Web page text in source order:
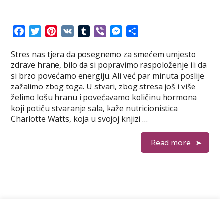
c
e
b
o
o
k
T
i
t
t
e
r
n
t
e
r
e
s
m
b
l
r
b
e
r
M
s
s
e
n
g
e
a
r
e
Stres nas tjera da posegnemo za smećem umjesto
zdrave hrane, bilo da si popravimo raspoloženje ili da
si brzo povećamo energiju. Ali već par minuta poslije
zažalimo zbog toga. U stvari, zbog stresa još i više
želimo lošu hranu i povećavamo količinu hormona
koji potiču stvaranje sala, kaže nutricionistica
Charlotte Watts, koja u svojoj knjizi …
Read more